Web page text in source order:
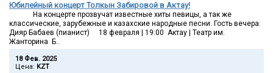
Юбилейный концерт Толкын Забировой в Актау!
На концерте прозвучат известные хиты певицы, а так же
классические, зарубежные и казахские народные песни. Гость вечера:
Дияр Бабаев (пианист) 18 февраля | 19:00 Актау | Театр им.
Жанторина Б..
18 Фев. 2025
Цена: KZT